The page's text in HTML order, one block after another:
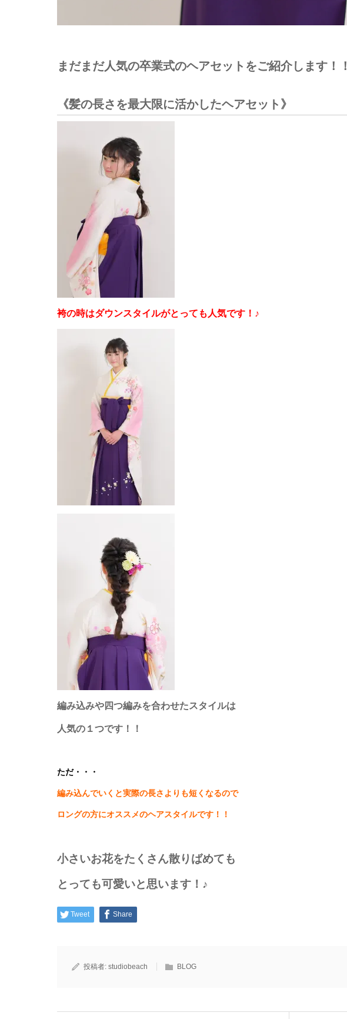
まだまだ人気の卒業式のヘアセットをご紹介します！！
《髪の長さを最大限に活かしたヘアセット》
袴の時はダウンスタイルがとっても人気です！♪
編み込みや四つ編みを合わせたスタイルは
人気の１つです！！
ただ・・・
編み込んでいくと実際の長さよりも短くなるので
ロングの方にオススメのヘアスタイルです！！
小さいお花をたくさん散りばめても
とっても可愛いと思います！♪
Tweet Share
投稿者: studiobeach BLOG